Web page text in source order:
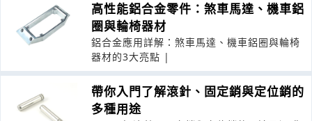
高性能鋁合金零件：煞車馬達、機車鋁
圈與輪椅器材
鋁合金應用詳解：煞車馬達、機車鋁圈與輪椅
器材的3大亮點 |
帶你入門了解滾針、固定銷與定位銷的
多種用途